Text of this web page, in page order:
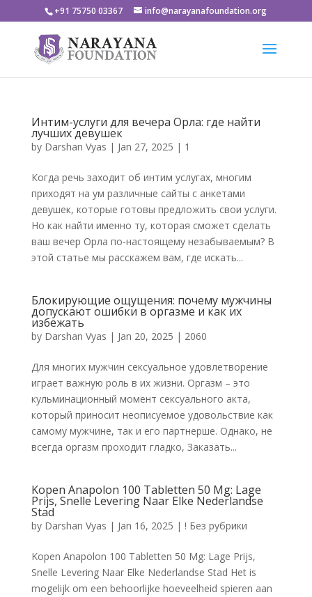
+91 75750 03367 info@narayanafoundation.org
Интим-услуги для вечера Орла: где найти
лучших девушек
by Darshan Vyas | Jan 27, 2025 | 1
Когда речь заходит об интим услугах, многим
приходят на ум различные сайты с анкетами
девушек, которые готовы предложить свои услуги.
Но как найти именно ту, которая сможет сделать
ваш вечер Орла по-настоящему незабываемым? В
этой статье мы расскажем вам, где искать...
Блокирующие ощущения: почему мужчины
допускают ошибки в оргазме и как их
избежать
by Darshan Vyas | Jan 20, 2025 | 2060
Для многих мужчин сексуальное удовлетворение
играет важную роль в их жизни. Оргазм – это
кульминационный момент сексуального акта,
который приносит неописуемое удовольствие как
самому мужчине, так и его партнерше. Однако, не
всегда оргазм проходит гладко, Заказать...
Kopen Anapolon 100 Tabletten 50 Mg: Lage
Prijs, Snelle Levering Naar Elke Nederlandse
Stad
by Darshan Vyas | Jan 16, 2025 | ! Без рубрики
Kopen Anapolon 100 Tabletten 50 Mg: Lage Prijs,
Snelle Levering Naar Elke Nederlandse Stad Het is
mogelijk om een behoorlijke hoeveelheid spieren aan